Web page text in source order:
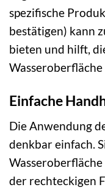
spezifische
bestätigen) kann
bieten und hilft,
Einfache
Die Anwendung
denkbar einfach.
Wasseroberfläche
der rechteckigen